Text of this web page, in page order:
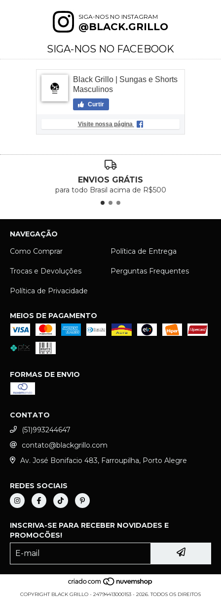
SIGA-NOS NO INSTAGRAM
@BLACK.GRILLO
SIGA-NOS NO FACEBOOK
Black Grillo | Sungas e Shorts
Masculinos
Curtir
Visite nossa página
ENVIOS GRÁTIS
para todo Brasil acima de R$500
NAVEGAÇÃO
Como Comprar
Política de Entrega
Trocas e Devoluções Perguntas Frequentes
Política de Privacidade
MEIOS DE PAGAMENTO
FORMAS DE ENVIO
CONTATO
(51)993244647
contato@blackgrillo.com
Av. José Bonifacio 483, Farroupilha, Porto Alegre
REDES SOCIAIS
INSCRIVA-SE PARA RECEBER NOVIDADES E
PROMOCÕES!
COPYRIGHT BLACK GRILLO - 24794413000153 - 2026. TODOS OS DIREITOS